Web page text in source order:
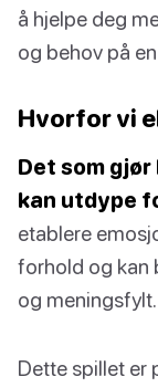
å hjelpe deg
og behov på
Hvorfor vi
Det som
kan utdype
etablere
forhold og kan
og meningsfylt.
Dette spillet er